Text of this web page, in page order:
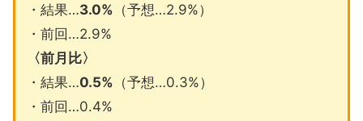
・結果…3.0% （予想…2.9%）
・前回…2.9%
〈前月比〉
・結果…0.5% （予想…0.3%）
・前回…0.4%